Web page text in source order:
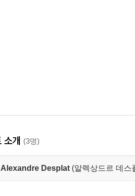
소개 (3명)
Alexandre Desplat (알렉상드르 데스